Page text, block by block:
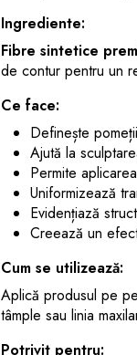
Ingrediente:
Fibre sintetice
de contur pentru un
Ce face:
Definește
Ajută la
Permite
Uniformizează
Evidențiază
Creează un
Cum se utilizează:
Aplică produsul pe
tâmple sau linia
Potrivit pentru: